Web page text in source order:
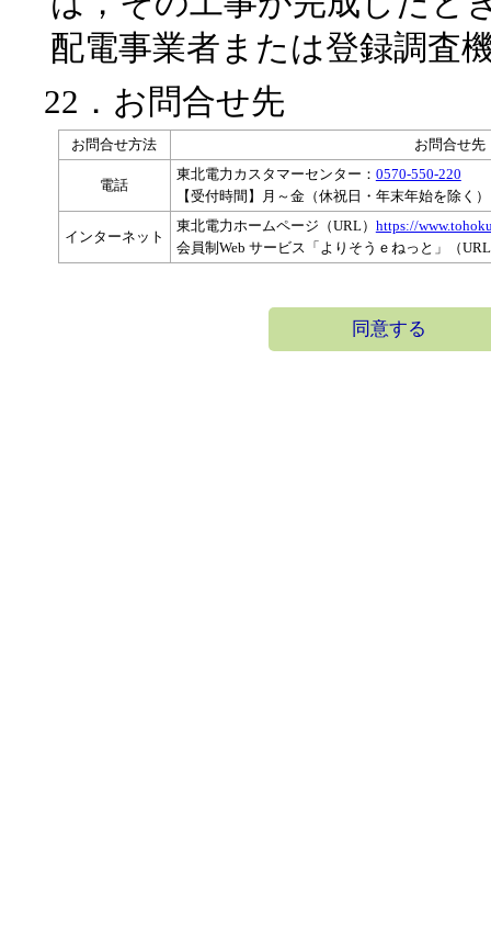
配電事業者または登録調査
22．お問合せ先
お問合せ方法 お問合せ先
電話
東北電力カスタマーセンター： 0570-550-220
【受付時間】月～金（休祝日・年末年始を除く
インターネット
東北電力ホームページ（URL） https://
会員制Web サービス「よりそうｅねっと」（
同意する